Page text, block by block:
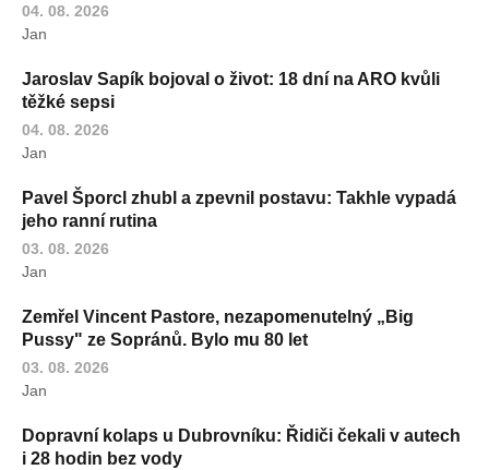
04. 08. 2026
Jan
Jaroslav Sapík bojoval o život: 18 dní na ARO kvůli
těžké sepsi
04. 08. 2026
Jan
Pavel Šporcl zhubl a zpevnil postavu: Takhle vypadá
jeho ranní rutina
03. 08. 2026
Jan
Zemřel Vincent Pastore, nezapomenutelný „Big
Pussy" ze Sopránů. Bylo mu 80 let
03. 08. 2026
Jan
Dopravní kolaps u Dubrovníku: Řidiči čekali v autech
i 28 hodin bez vody